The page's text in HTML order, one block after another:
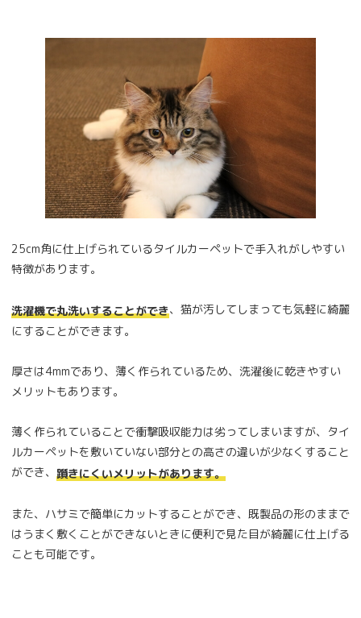
25cm角に仕上げられているタイルカーペットで手入れがしやすい
特徴があります。
洗濯機で丸洗いすることができ、猫が汚してしまっても気軽に綺麗
にすることができます。
厚さは4mmであり、薄く作られているため、洗濯後に乾きやすい
メリットもあります。
薄く作られていることで衝撃吸収能力は劣ってしまいますが、タイ
ルカーペットを敷いていない部分との高さの違いが少なくすること
ができ、 躓きにくいメリットがあります。
また、ハサミで簡単にカットすることができ、既製品の形のままで
はうまく敷くことができないときに便利で見た目が綺麗に仕上げる
ことも可能です。